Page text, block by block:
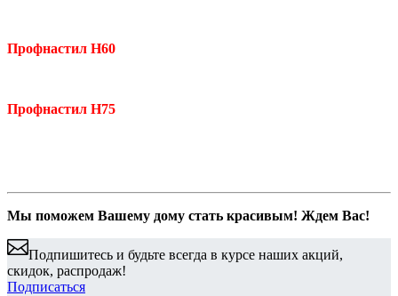
Профнастил Н60
Профнастил Н75
Мы поможем Вашему дому стать красивым! Ждем Вас!
Подпишитесь и будьте всегда в курсе наших акций,
скидок, распродаж!
Подписаться